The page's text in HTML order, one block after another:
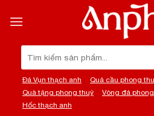
đến
Đá Vụn thạch anh Quả cầu phong
Quà tặng phong thuỷ
Vòng đá
Hốc thạch anh